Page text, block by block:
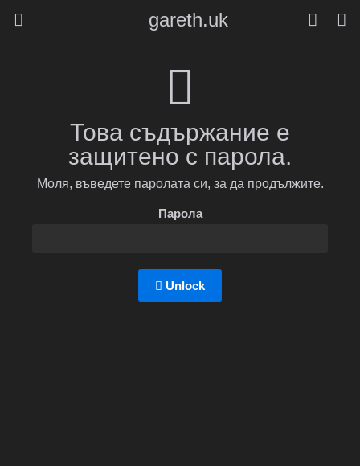
gareth.uk
Това съдържание е
защитено с парола.
Моля, въведете паролата си, за да продължите.
Парола
Unlock